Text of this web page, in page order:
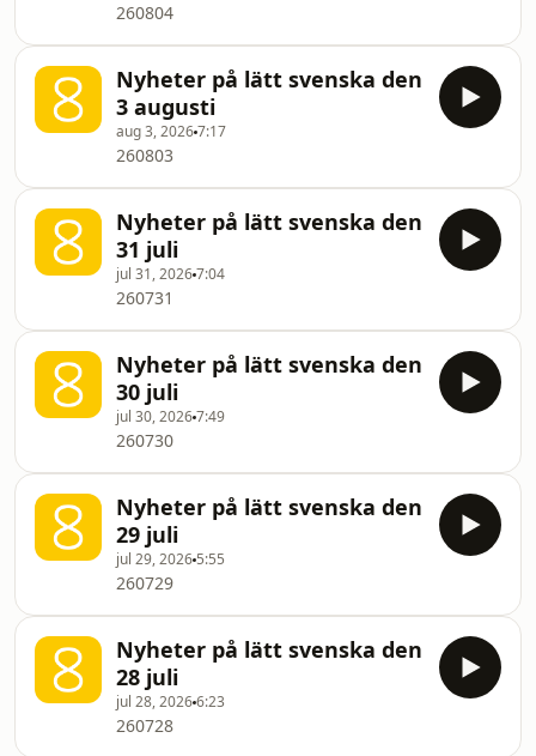
260804
Nyheter på lätt svenska den
3 augusti
aug 3, 20267:17
260803
Nyheter på lätt svenska den
31 juli
jul 31, 20267:04
260731
Nyheter på lätt svenska den
30 juli
jul 30, 20267:49
260730
Nyheter på lätt svenska den
29 juli
jul 29, 2026 5:55
260729
Nyheter på lätt svenska den
28 juli
jul 28, 20266:23
260728